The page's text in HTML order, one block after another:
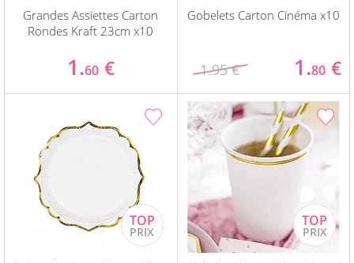
Grandes Assiettes Carton
Rondes Kraft 23cm x10
1.60 €
Gobelets Carton Cinéma x10
1.95 € 1.80 €